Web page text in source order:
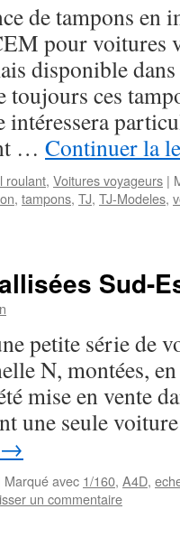
de tampons en
pour voitures
disponible
toujours ces
intéressera
… Continuer la
roulant, Voitures voyageurs |
, tampons, TJ, TJ-Modeles,
Sud-
petite série de
N, montées,
mise en vente
une seule
→
Marqué avec 1/160, A4D,
un commentaire